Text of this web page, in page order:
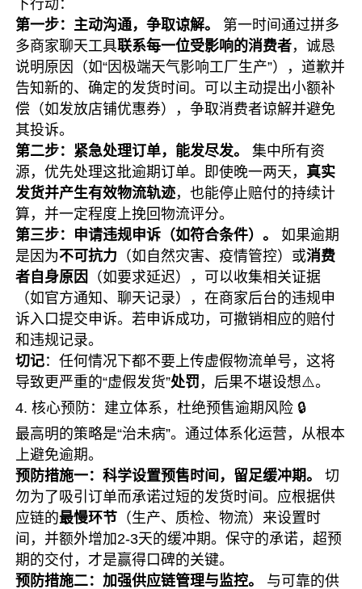
下行动：
第一步：主动沟通，争取谅解。
第一时间通过拼多
多商家聊天工具联系每一位受影响的消费者，诚恳
说明原因（如“因极端天气影响工厂生产”），道歉并
告知新的、确定的发货时间。可以主动提出小额补
偿（如发放店铺优惠券），争取消费者谅解并避免
其投诉。
第二步：紧急处理订单，能发尽发。
集中所有资
源，优先处理这批逾期订单。即使晚一两天， 真实
发货并产生有效物流轨迹，也能停止赔付的持续计
算，并一定程度上挽回物流评分。
第三步：申请违规申诉（如符合条件）。
如果逾期
是因为不可抗力 （如自然灾害、疫情管控）或消费
者自身原因
（如要求延迟），可以收集相关证据
（如官方通知、聊天记录），在商家后台的违规申
诉入口提交申诉。若申诉成功，可撤销相应的赔付
和违规记录。
切记：任何情况下都不要上传虚假物流单号，这将
导致更严重的“虚假发货”处罚 ，后果不堪设想⚠️。
4. 核心预防：建立体系，杜绝预售逾期风险 🔒
最高明的策略是“治未病”。通过体系化运营，从根本
上避免逾期。
预防措施一：科学设置预售时间，留足缓冲期。
切
勿为了吸引订单而承诺过短的发货时间。应根据供
应链的最慢环节 （生产、质检、物流）来设置时
间，并额外增加2-3天的缓冲期。保守的承诺，超预
期的交付，才是赢得口碑的关键。
预防措施二：加强供应链管理与监控。
与可靠的供